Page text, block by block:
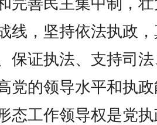
完善民主集中制，
线，坚持依法执政
保证执法、支持司
党的领导水平和执
态工作领导权是党